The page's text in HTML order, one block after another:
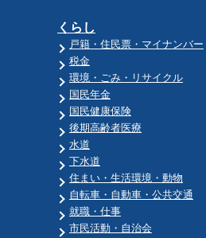
くらし
戸籍・住民票・マイナンバー
税金
環境・ごみ・リサイクル
国民年金
国民健康保険
後期高齢者医療
水道
下水道
住まい・生活環境・動物
自転車・自動車・公共交通
就職・仕事
市民活動・自治会